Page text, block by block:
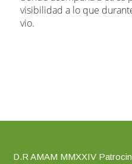
D.R AMAM MMXXIV